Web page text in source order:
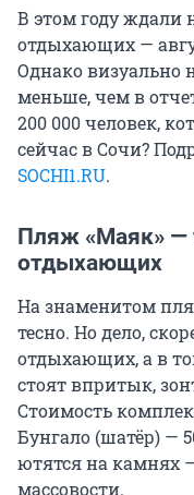
В этом году ждали
отдыхающих —
Однако визуально
меньше, чем в
200 000 человек,
сейчас в Сочи?
SOCHI1.RU.
Пляж «Маяк» —
отдыхающих
На знаменитом
тесно. Но дело,
отдыхающих, а в
стоят впритык,
Стоимость
Бунгало (шатёр) —
ютятся на камнях
массовости.